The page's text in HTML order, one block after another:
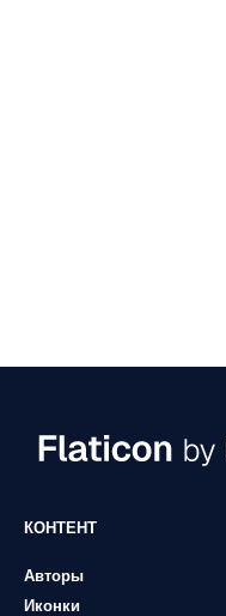
КОНТЕНТ
Авторы
Иконки